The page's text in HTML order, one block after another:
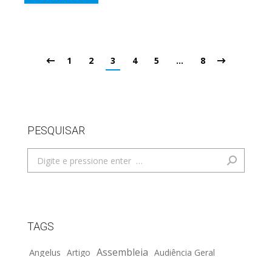
1 2 3 4 5 … 8
PESQUISAR
Search:
TAGS
Angelus Artigo Assembleia Audiência Geral